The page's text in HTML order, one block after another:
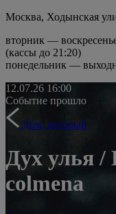
Москва, Ходынская
вторник —
(кассы до 21:20)
понедельник —
12.07.26 16:00
Событие прошло
Дом, который
Дух улья /
colmena